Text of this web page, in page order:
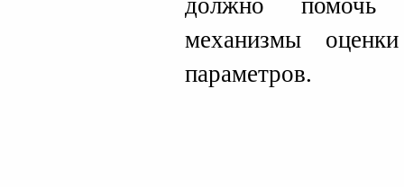
должно помочь
механизмы
параметров.